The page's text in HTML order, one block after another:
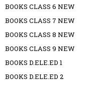
BOOKS CLASS 6 NEW
BOOKS CLASS 7 NEW
BOOKS CLASS 8 NEW
BOOKS CLASS 9 NEW
BOOKS D.ELE.ED 1
BOOKS D.ELE.ED 2